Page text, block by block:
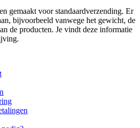
gemaakt voor standaardverzending. Er
bijvoorbeeld vanwege het gewicht, de
de producten. Je vindt deze informatie